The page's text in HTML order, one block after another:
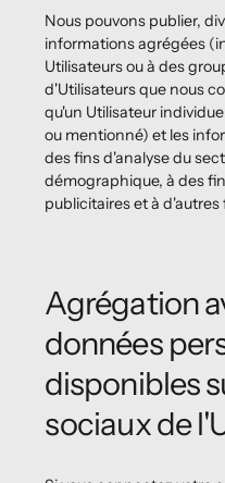
Nous pouvons publier,
informations agrégées
Utilisateurs ou à des
d'Utilisateurs que nous
qu'un Utilisateur
ou mentionné) et les
des fins d'analyse du
démographique, à des
publicitaires et à
Agrégation
données
disponibles
sociaux de